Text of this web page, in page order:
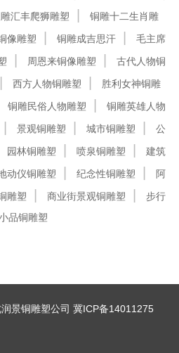
汇丰爬狮雕塑
铜雕十二生肖雕
像雕塑 铜雕成吉思汗
毛主席
周恩来铜像雕塑
古代人物铜
西方人物铜雕塑
胜利女神铜雕
铜雕民俗人物雕塑
铜雕英雄人物
景观铜雕塑 城市铜雕塑
公
园林铜雕塑 喷泉铜雕塑
建筑
动仪铜雕塑 纪念性铜雕塑
阿
雕塑 商业街景观铜雕塑
步行
品铜雕塑
景铜雕塑公司 冀ICP备14011275